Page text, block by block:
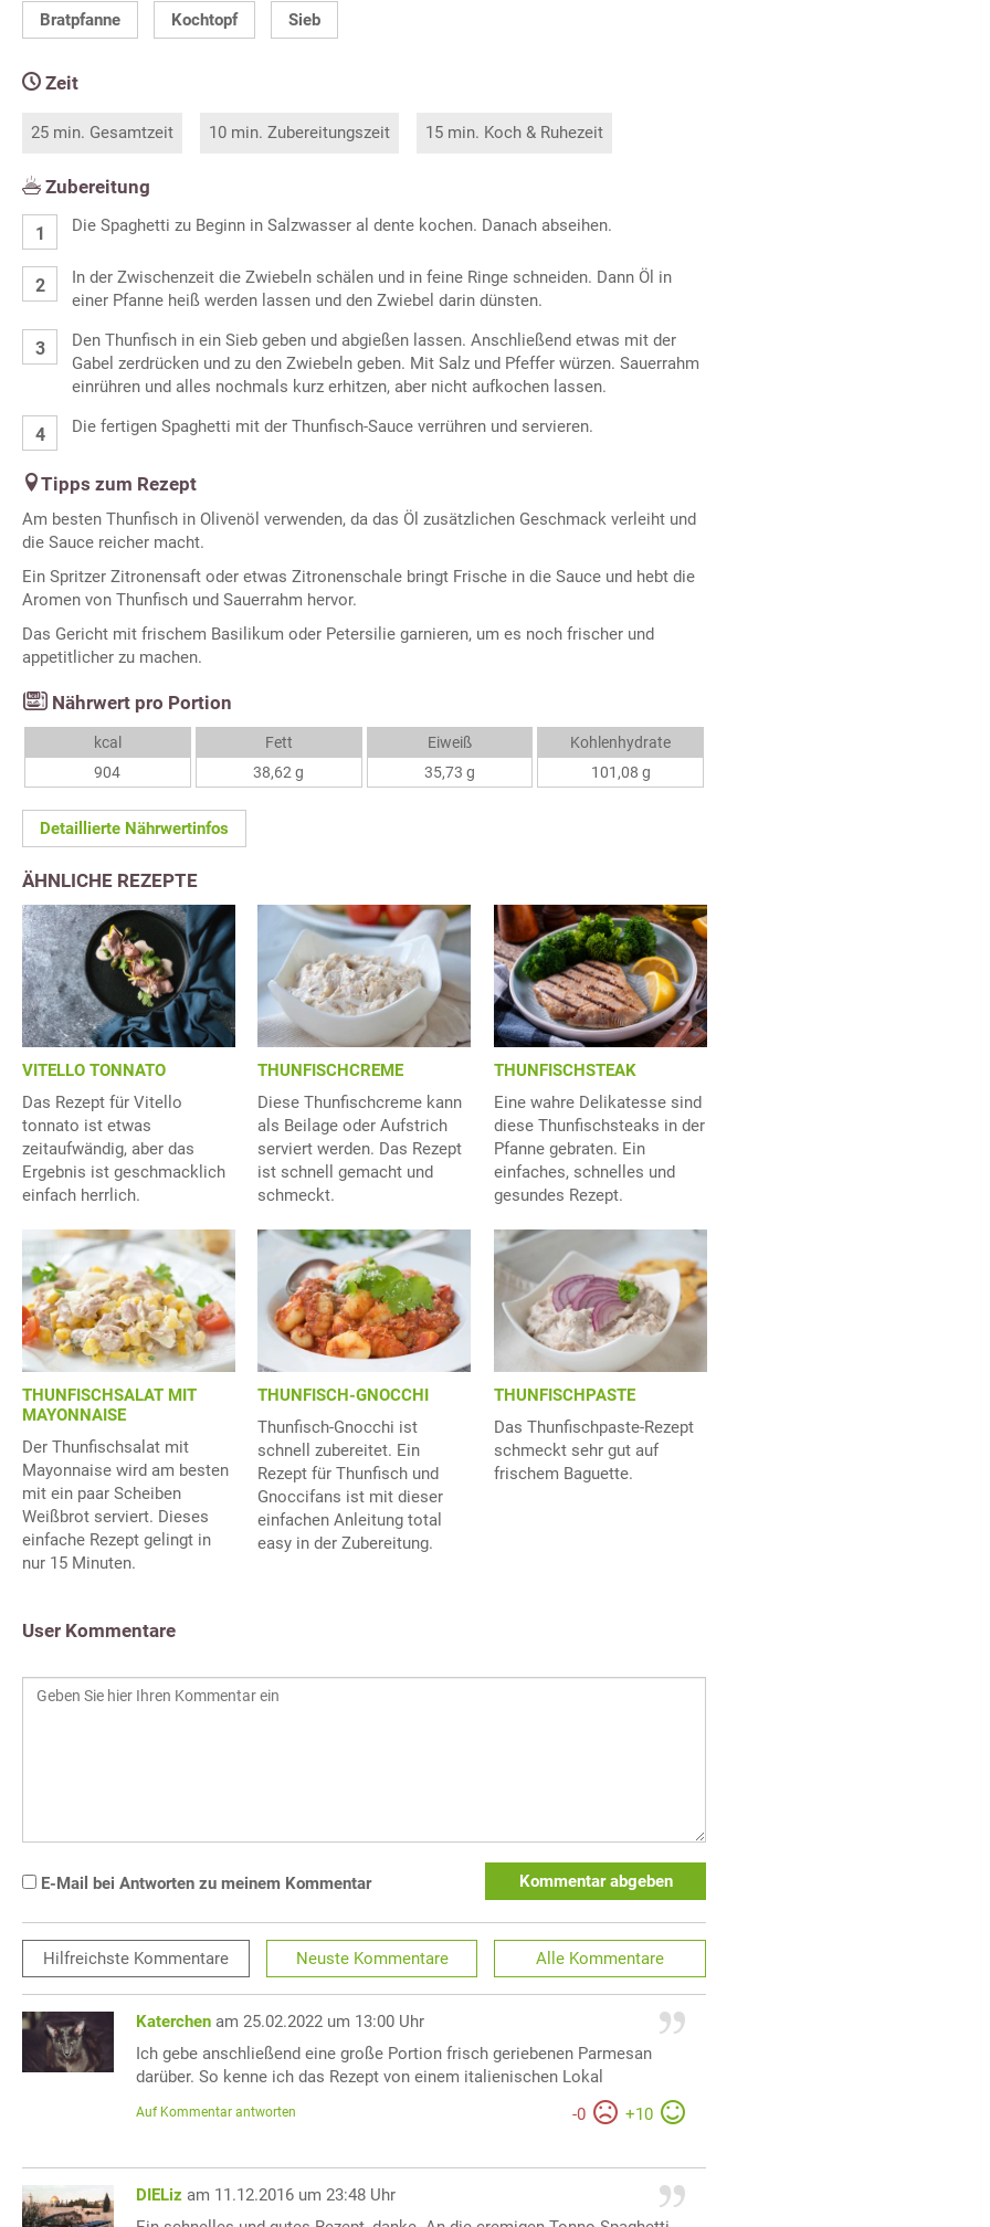
Bratpfanne Kochtopf Sieb
Zeit
25 min. Gesamtzeit 10 min. Zubereitungszeit 15 min. Koch & Ruhezeit
Zubereitung
Die Spaghetti zu Beginn in Salzwasser al dente kochen. Danach abseihen.
In der Zwischenzeit die Zwiebeln schälen und in feine Ringe schneiden. Dann Öl in
einer Pfanne heiß werden lassen und den Zwiebel darin dünsten.
Den Thunfisch in ein Sieb geben und abgießen lassen. Anschließend etwas mit der
Gabel zerdrücken und zu den Zwiebeln geben. Mit Salz und Pfeffer würzen. Sauerrahm
einrühren und alles nochmals kurz erhitzen, aber nicht aufkochen lassen.
Die fertigen Spaghetti mit der Thunfisch-Sauce verrühren und servieren.
Tipps zum Rezept
Am besten Thunfisch in Olivenöl verwenden, da das Öl zusätzlichen Geschmack verleiht und
die Sauce reicher macht.
Ein Spritzer Zitronensaft oder etwas Zitronenschale bringt Frische in die Sauce und hebt die
Aromen von Thunfisch und Sauerrahm hervor.
Das Gericht mit frischem Basilikum oder Petersilie garnieren, um es noch frischer und
appetitlicher zu machen.
Nährwert pro Portion
kcal
904
Fett
38,62 g
Eiweiß
35,73 g
Kohlenhydrate
101,08 g
Detaillierte Nährwertinfos
ÄHNLICHE REZEPTE
VITELLO TONNATO
Das Rezept für Vitello
tonnato ist etwas
zeitaufwändig, aber das
Ergebnis ist geschmacklich
einfach herrlich.
THUNFISCHCREME
Diese Thunfischcreme kann
als Beilage oder Aufstrich
serviert werden. Das Rezept
ist schnell gemacht und
schmeckt.
THUNFISCHSTEAK
Eine wahre Delikatesse sind
diese Thunfischsteaks in der
Pfanne gebraten. Ein
einfaches, schnelles und
gesundes Rezept.
THUNFISCHSALAT MIT
MAYONNAISE
Der Thunfischsalat mit
Mayonnaise wird am besten
mit ein paar Scheiben
Weißbrot serviert. Dieses
einfache Rezept gelingt in
nur 15 Minuten.
THUNFISCH-GNOCCHI
Thunfisch-Gnocchi ist
schnell zubereitet. Ein
Rezept für Thunfisch und
Gnoccifans ist mit dieser
einfachen Anleitung total
easy in der Zubereitung.
THUNFISCHPASTE
Das Thunfischpaste-Rezept
schmeckt sehr gut auf
frischem Baguette.
User Kommentare
E-Mail bei Antworten zu meinem Kommentar Kommentar abgeben
Hilfreichste Kommentare Neuste Kommentare Alle Kommentare
Katerchen am 25.02.2022 um 13:00 Uhr
Ich gebe anschließend eine große Portion frisch geriebenen Parmesan
darüber. So kenne ich das Rezept von einem italienischen Lokal
-0 +10
Auf Kommentar antworten
DIELiz am 11.12.2016 um 23:48 Uhr